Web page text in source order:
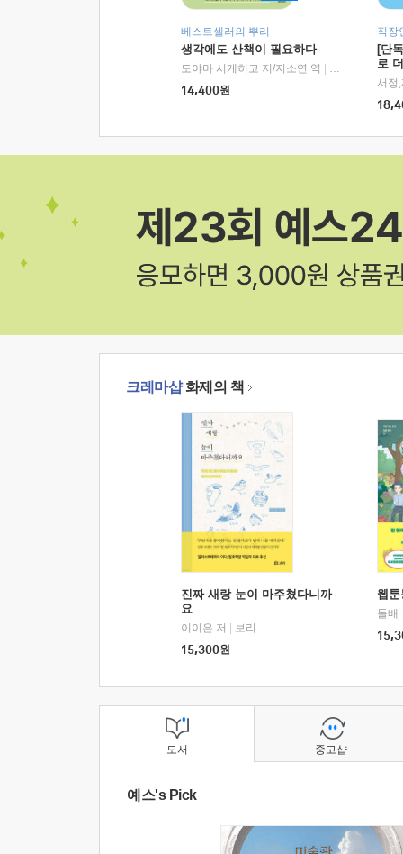
베스트셀러의 뿌리
생각에도 산책이 필요하다
도야마 시게히코 저/지소연 역
알에이치코리
14,400원
직장
[단
로
크레마샵화제의 책
진짜 새랑 눈이 마주쳤다니까
요
이이은 저
보리
15,300원
웹
돌배
도서
예스's Pick
중고샵